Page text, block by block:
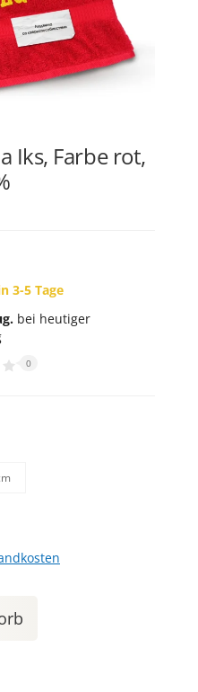
Iks, Farbe rot,
3-5 Tage
bei heutiger
0